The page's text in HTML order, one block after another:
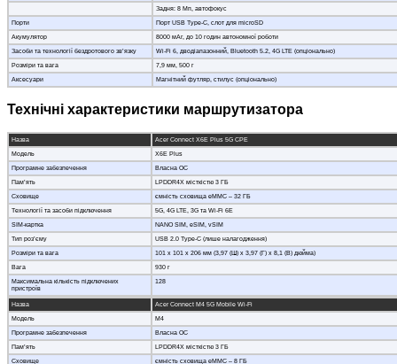
Задня: 8 Мп, автофокус
Порти
Порт USB Type-C, слот для microSD
Акумулятор
8000 мАг, до 10 годин автономної роботи
Засоби та технології бездротового зв’язку
Wi-Fi 6, дводіапазонний, Bluetooth 5.2, 4G LTE (опціонально)
Розміри та вага
7,9 мм, 500 г
Аксесуари
Магнітний футляр, стилус (опціонально)
Технічні характеристики маршрутизатора
Назва
Acer Connect X6E Plus 5G CPE
Модель
X6E Plus
Програмне забезпечення
Власна ОС
Пам’ять
LPDDR4X місткістю 3 ГБ
Сховище
ємність сховища eMMC – 32 ГБ
Технології та засоби підключення
5G, 4G LTE, 3G та Wi-Fi 6E
SIM-картка
NANO SIM, eSIM, vSIM
Тип роз’єму
USB 2.0 Type-C (лише налагодження)
Розміри та вага
101 x 101 x 206 мм (3,97 (Ш) x 3,97 (Г) x 8,1 (В) дюйма)
Вага
930 г
Максимальна кількість підключених
пристроїв
128
Назва
Acer Connect M4 5G Mobile Wi-Fi
Модель
M4
Програмне забезпечення
Власна ОС
Пам’ять
LPDDR4X місткістю 3 ГБ
Сховище
ємність сховища eMMC – 8 ГБ